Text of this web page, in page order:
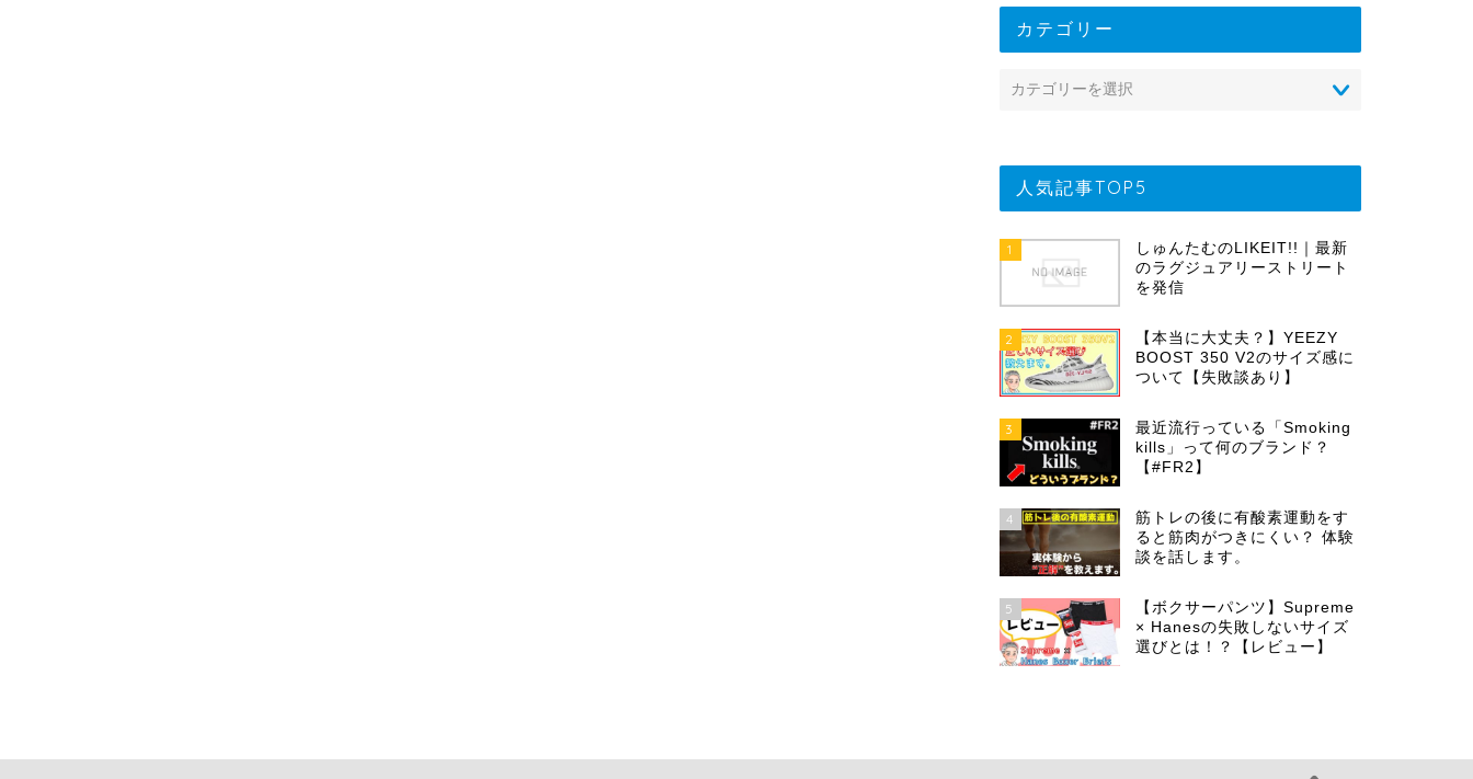
カテゴリー
人気記事TOP5
1
しゅんたむのLIKEIT!!｜最新
のラグジュアリーストリート
を発信
2
【本当に大丈夫？】YEEZY
BOOST 350 V2のサイズ感に
ついて【失敗談あり】
3
最近流行っている「Smoking
kills」って何のブランド？
【#FR2】
4
筋トレの後に有酸素運動をす
ると筋肉がつきにくい？ 体験
談を話します。
5
【ボクサーパンツ】Supreme
× Hanesの失敗しないサイズ
選びとは！？【レビュー】